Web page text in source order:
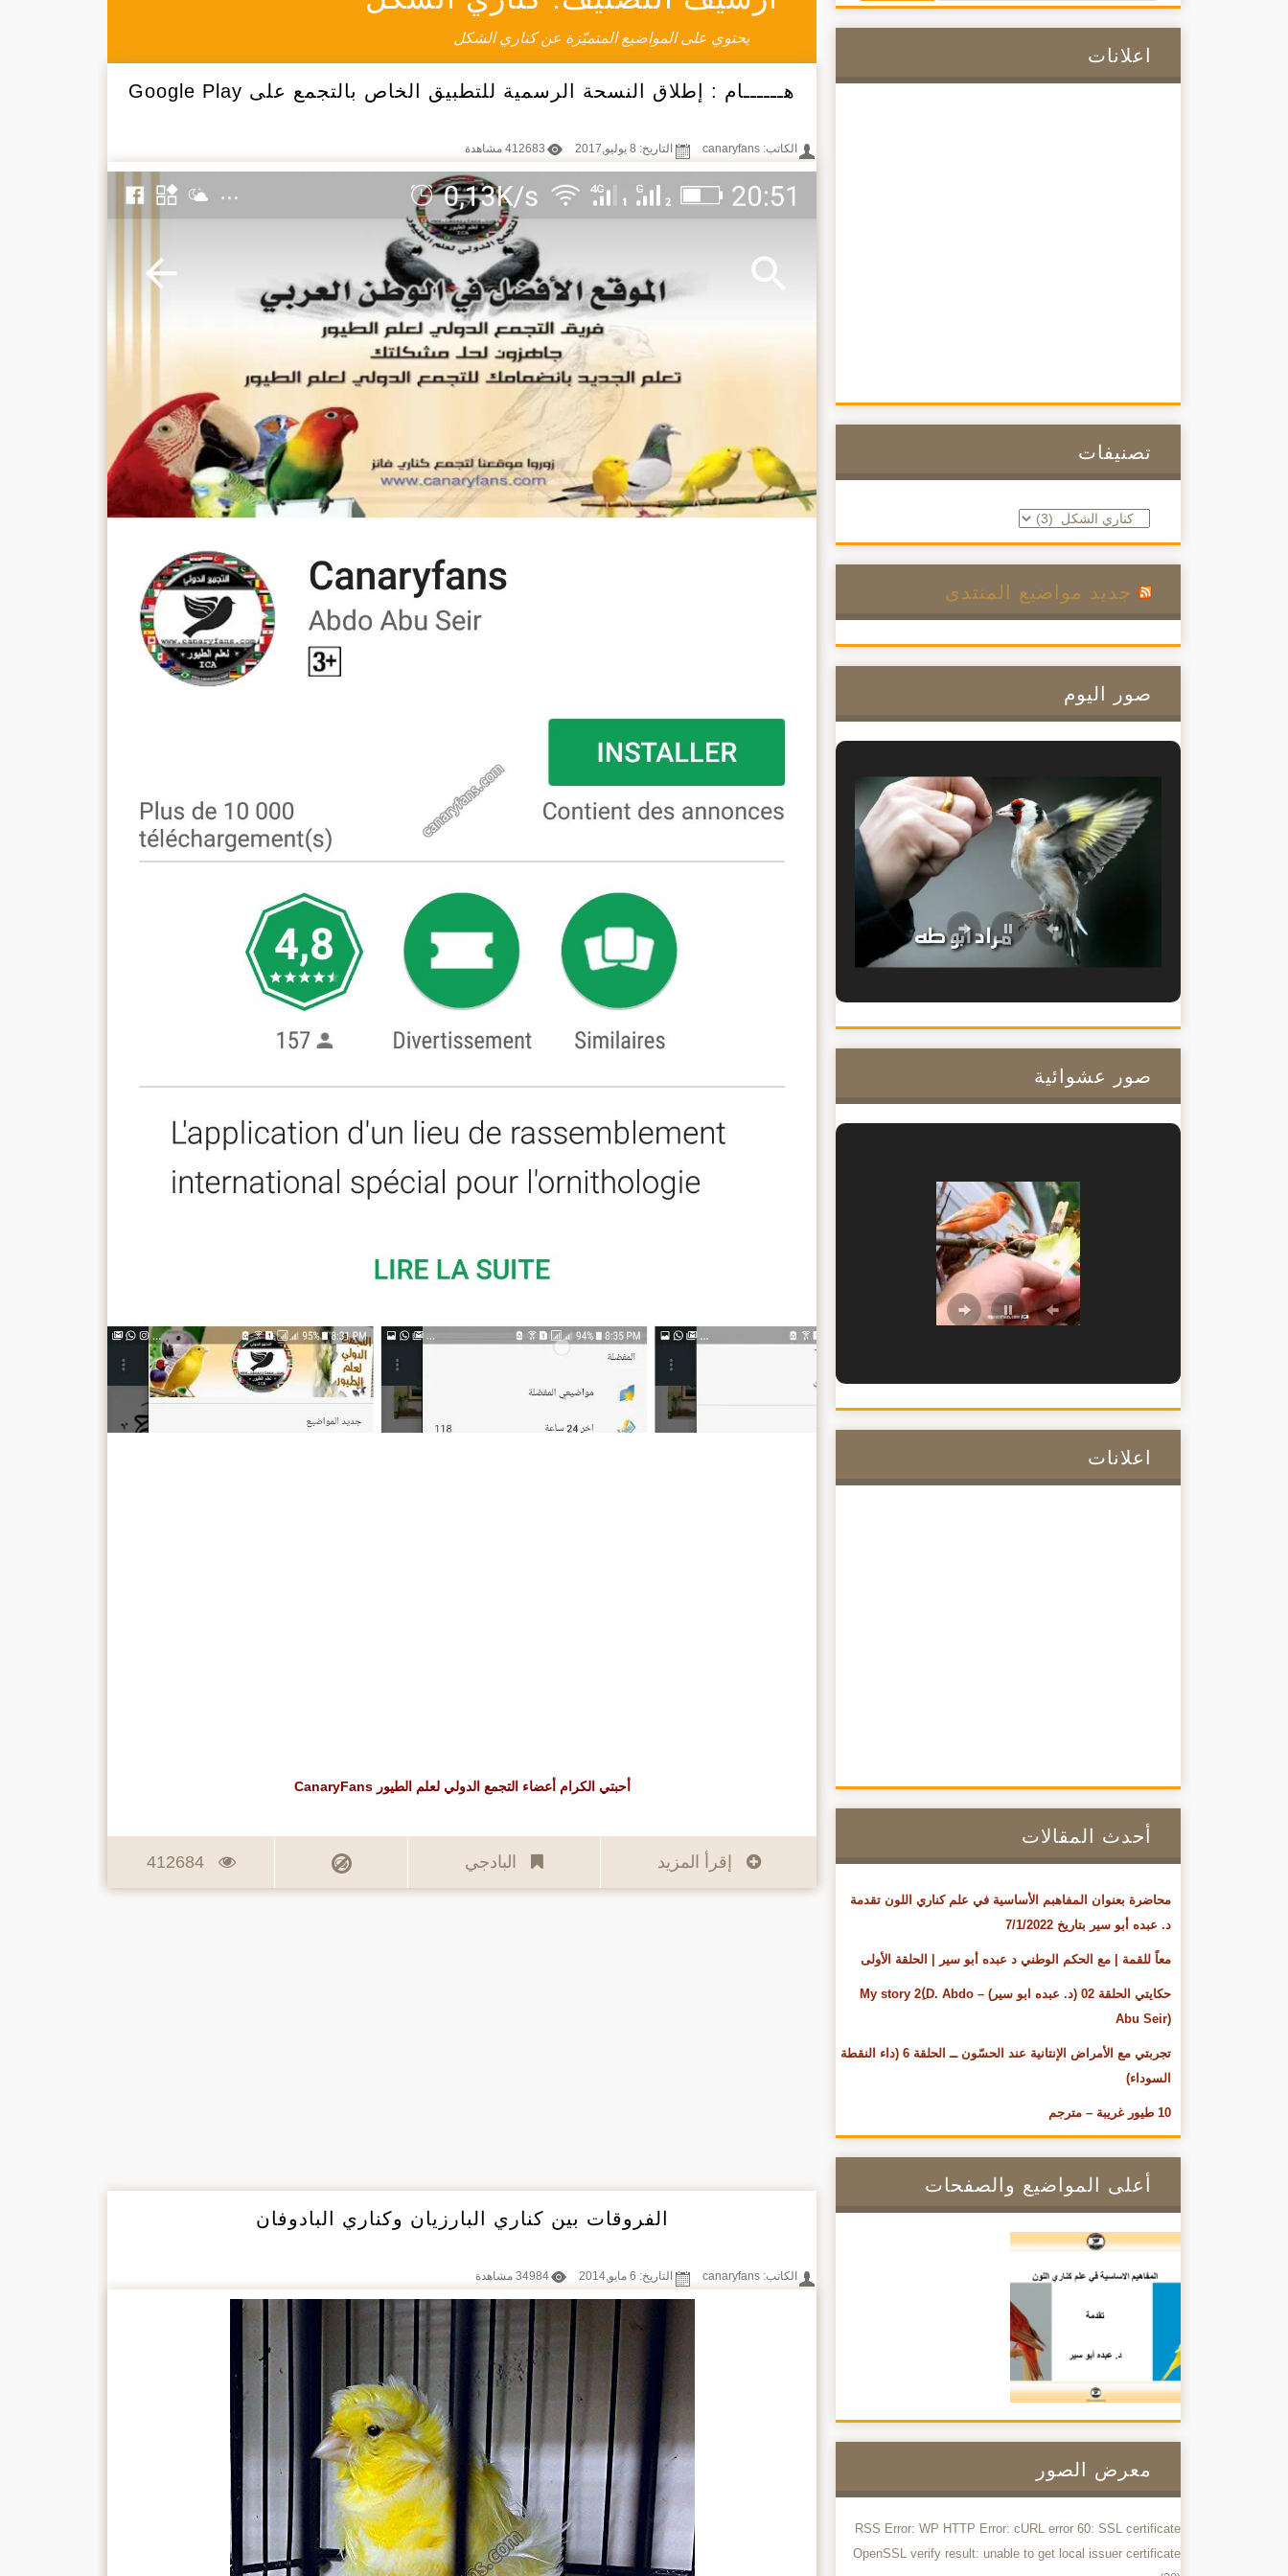
يحتوي على المواضيع المتميّزة عن كناري الشكل
هــــــام : إطلاق النسحة الرسمية للتطبيق الخاص بالتجمع على Google Play
الكاتب: canaryfans التاريخ: 8 يوليو,2017 412683 مشاهدة
أحبتي الكرام أعضاء التجمع الدولي لعلم الطيور CanaryFans
إقرأ المزيد البادجي 412684
الفروقات بين كناري البارزيان وكناري البادوفان
الكاتب: canaryfans التاريخ: 6 مايو,2014 34984 مشاهدة
اعلانات
تصنيفات
تصنيفات
جديد مواضيع المنتدى
صور اليوم
صور عشوائية
اعلانات
أحدث المقالات
محاضرة بعنوان المفاهبم الأساسية في علم كناري اللون تقدمة
د. عبده أبو سير بتاريخ 7/1/2022
معاً للقمة | مع الحكم الوطني د عبده أبو سير | الحلقة الأولى
حكايتي الحلقة 02 (د. عبده ابو سير) – My story 2(ِD. Abdo
Abu Seir)
تجربتي مع الأمراض الإنتانية عند الحسّون ــ الحلقة 6 (داء النقطة
السوداء)
10 طيور غريبة – مترجم
أعلى المواضيع والصفحات
معرض الصور
RSS Error: WP HTTP Error: cURL error 60: SSL certificate
OpenSSL verify result: unable to get local issuer certificate